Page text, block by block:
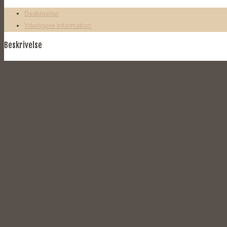
antal
Beskrivelse
Yderligere information
Beskrivelse